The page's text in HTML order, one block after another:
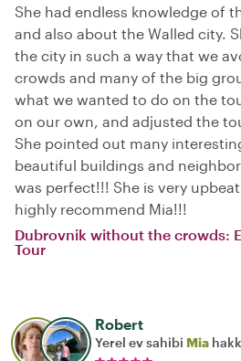
She had endless knowledge of
and also about the Walled city.
the city in such a way that we
crowds and many of the big
what we wanted to do on the
on our own, and adjusted the
She pointed out many
beautiful buildings and
was perfect!!! She is very
highly recommend Mia!!!
Dubrovnik without the crowds:
Tour
Robert
Yerel ev sahibi Mia